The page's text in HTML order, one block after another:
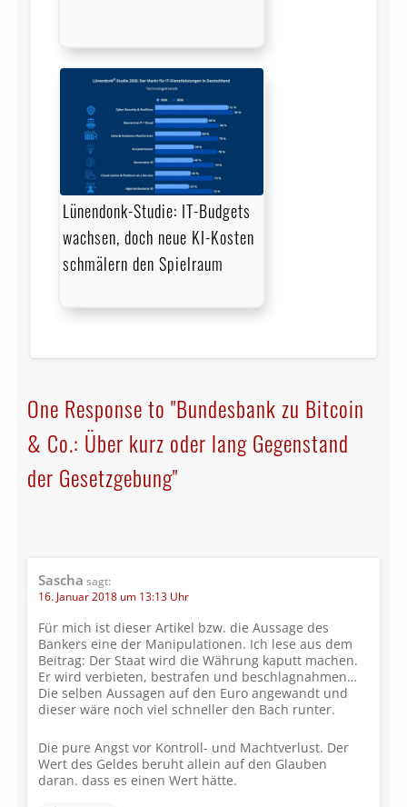
Lünendonk-Studie: IT-Budgets
wachsen, doch neue KI-Kosten
schmälern den Spielraum
One Response to "Bundesbank zu Bitcoin
& Co.: Über kurz oder lang Gegenstand
der Gesetzgebung"
Sascha sagt:
16. Januar 2018 um 13:13 Uhr
Für mich ist dieser Artikel bzw. die Aussage des
Bankers eine der Manipulationen. Ich lese aus dem
Beitrag: Der Staat wird die Währung kaputt machen.
Er wird verbieten, bestrafen und beschlagnahmen…
Die selben Aussagen auf den Euro angewandt und
dieser wäre noch viel schneller den Bach runter.
Die pure Angst vor Kontroll- und Machtverlust. Der
Wert des Geldes beruht allein auf den Glauben
daran. dass es einen Wert hätte.